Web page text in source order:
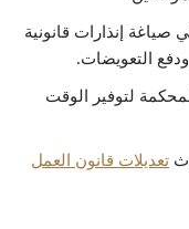
إنذارات قانونية
التعويضات.
لتوفير الوقت
تعديلات قانون العمل